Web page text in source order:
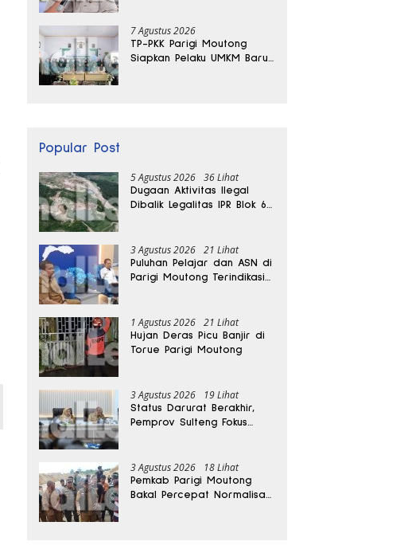
7 Agustus 2026
TP-PKK Parigi Moutong
Siapkan Pelaku UMKM Baru
Popular Post
5 Agustus 2026 36 Lihat
Dugaan Aktivitas Ilegal
Dibalik Legalitas IPR Blok 6
3 Agustus 2026 21 Lihat
Puluhan Pelajar dan ASN di
Parigi Moutong Terindikasi
1 Agustus 2026 21 Lihat
Hujan Deras Picu Banjir di
Torue Parigi Moutong
3 Agustus 2026 19 Lihat
Status Darurat Berakhir,
Pemprov Sulteng Fokus
3 Agustus 2026 18 Lihat
Pemkab Parigi Moutong
Bakal Percepat Normalisasi